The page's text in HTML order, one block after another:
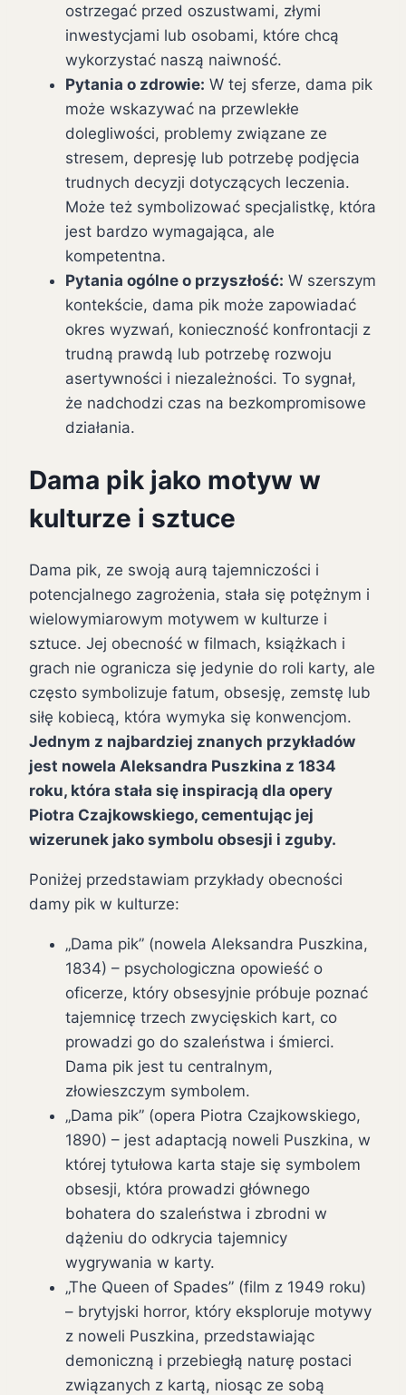
ostrzegać przed oszustwami, złymi
inwestycjami lub osobami, które chcą
wykorzystać naszą naiwność.
Pytania o zdrowie: W tej sferze, dama pik
może wskazywać na przewlekłe
dolegliwości, problemy związane ze
stresem, depresję lub potrzebę podjęcia
trudnych decyzji dotyczących leczenia.
Może też symbolizować specjalistkę, która
jest bardzo wymagająca, ale
kompetentna.
Pytania ogólne o przyszłość: W szerszym
kontekście, dama pik może zapowiadać
okres wyzwań, konieczność konfrontacji z
trudną prawdą lub potrzebę rozwoju
asertywności i niezależności. To sygnał,
że nadchodzi czas na bezkompromisowe
działania.
Dama pik jako motyw w
kulturze i sztuce
Dama pik, ze swoją aurą tajemniczości i
potencjalnego zagrożenia, stała się potężnym i
wielowymiarowym motywem w kulturze i
sztuce. Jej obecność w filmach, książkach i
grach nie ogranicza się jedynie do roli karty, ale
często symbolizuje fatum, obsesję, zemstę lub
siłę kobiecą, która wymyka się konwencjom.
Jednym z najbardziej znanych przykładów
jest nowela Aleksandra Puszkina z 1834
roku, która stała się inspiracją dla opery
Piotra Czajkowskiego, cementując jej
wizerunek jako symbolu obsesji i zguby.
Poniżej przedstawiam przykłady obecności
damy pik w kulturze:
„Dama pik” (nowela Aleksandra Puszkina,
1834) – psychologiczna opowieść o
oficerze, który obsesyjnie próbuje poznać
tajemnicę trzech zwycięskich kart, co
prowadzi go do szaleństwa i śmierci.
Dama pik jest tu centralnym,
złowieszczym symbolem.
„Dama pik” (opera Piotra Czajkowskiego,
1890) – jest adaptacją noweli Puszkina, w
której tytułowa karta staje się symbolem
obsesji, która prowadzi głównego
bohatera do szaleństwa i zbrodni w
dążeniu do odkrycia tajemnicy
wygrywania w karty.
„The Queen of Spades” (film z 1949 roku)
– brytyjski horror, który eksploruje motywy
z noweli Puszkina, przedstawiając
demoniczną i przebiegłą naturę postaci
związanych z kartą, niosąc ze sobą